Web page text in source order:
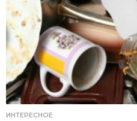
ИНТЕРЕСНОЕ